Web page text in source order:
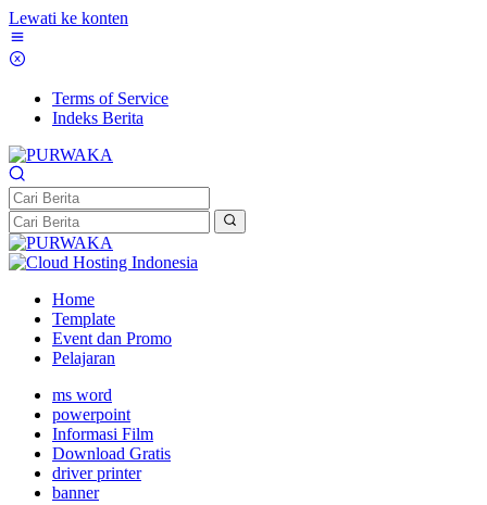
Lewati ke konten
Terms of Service
Indeks Berita
Home
Template
Event dan Promo
Pelajaran
ms word
powerpoint
Informasi Film
Download Gratis
driver printer
banner